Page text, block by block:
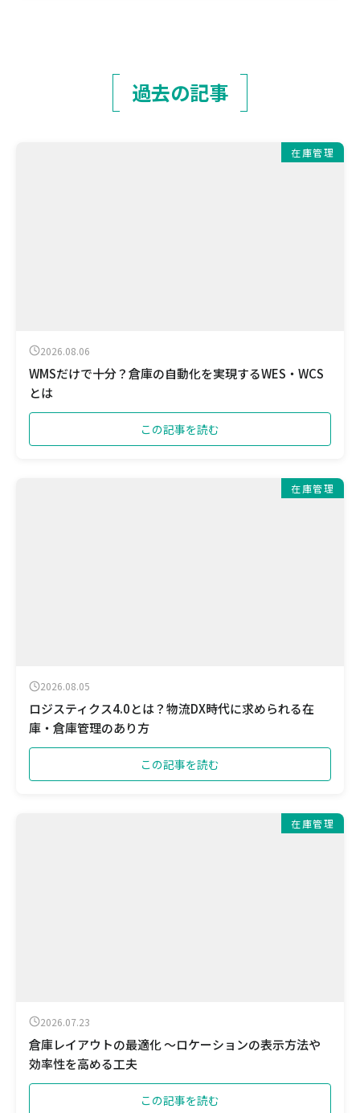
過去の記事
在庫管理
2026.08.06
WMSだけで十分？倉庫の自動化を実現するWES・WCS
とは
この記事を読む
在庫管理
2026.08.05
ロジスティクス4.0とは？物流DX時代に求められる在
庫・倉庫管理のあり方
この記事を読む
在庫管理
2026.07.23
倉庫レイアウトの最適化 ～ロケーションの表示方法や
効率性を高める工夫
この記事を読む